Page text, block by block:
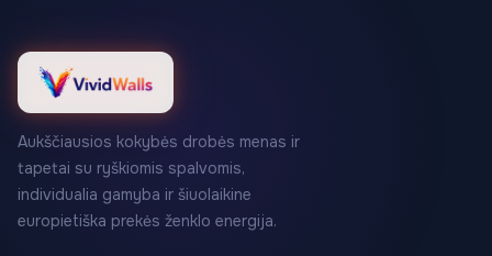
Aukščiausios kokybės drobės menas ir
tapetai su ryškiomis spalvomis,
individualia gamyba ir šiuolaikine
europietiška prekės ženklo energija.